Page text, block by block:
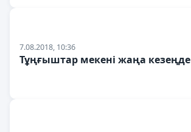
7.08.2018, 10:36
Тұңғыштар мекені жаңа кезеңде